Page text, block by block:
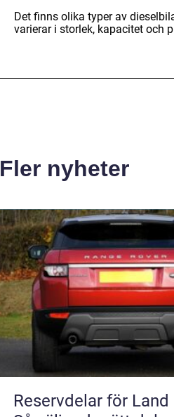
Det finns olika typer av
varierar i storlek, kapacitet och
Fler nyheter
Reservdelar för Land